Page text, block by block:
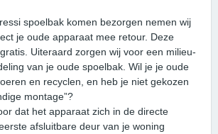
spoelbak komen bezorgen nemen wij
je oude apparaat mee retour. Deze
Uiteraard zorgen wij voor een milieu-
van je oude spoelbak. Wil je je oude
en recyclen, en heb je niet gekozen
montage”?
dat het apparaat zich in de directe
afsluitbare deur van je woning